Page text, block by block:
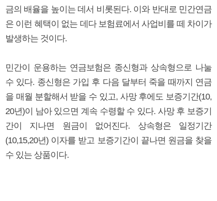
금의 배율을 높이는 데서 비롯된다. 이와 반대로 민간연금
은 이런 혜택이 없는 데다 보험료에서 사업비를 떼 차이가
발생하는 것이다.
민간이 운용하는 연금보험은 종신형과 상속형으로 나눌
수 있다. 종신형은 가입 후 다음 달부터 죽을 때까지 연금
을 매월 분할해서 받을 수 있고, 사망 후에도 보증기간(10,
20년)이 남아 있으면 계속 수령할 수 있다. 사망 후 보증기
간이 지나면 원금이 없어진다. 상속형은 일정기간
(10,15,20년) 이자를 받고 보증기간이 끝나면 원금을 찾을
수 있는 상품이다.